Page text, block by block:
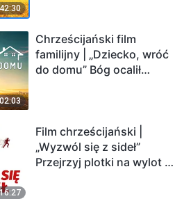
Chrześcijański film
familijny | „Dziecko, wróć
do domu” Bóg ocalił
Film chrześcijański |
„Wyzwól się z sideł”
Przejrzyj plotki na wylot i